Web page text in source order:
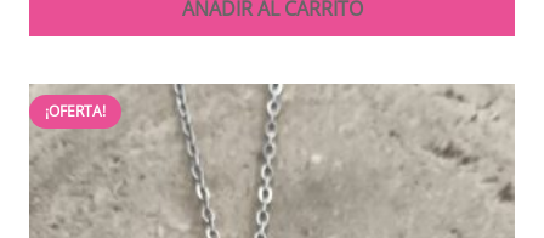
AÑADIR AL CARRITO
¡OFERTA!